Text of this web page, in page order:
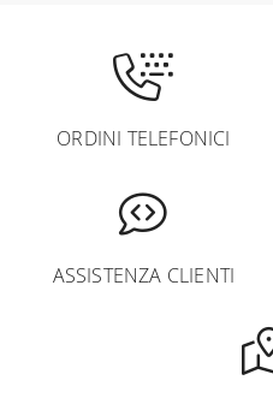
ORDINI TELEFONICI
ASSISTENZA CLIENTI